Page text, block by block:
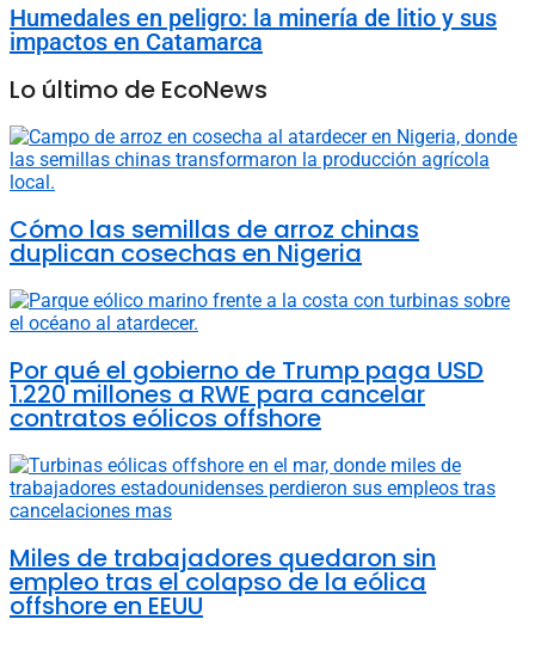
Humedales en peligro: la minería de litio y sus
impactos en Catamarca
Lo último de EcoNews
Cómo las semillas de arroz chinas
duplican cosechas en Nigeria
Por qué el gobierno de Trump paga USD
1.220 millones a RWE para cancelar
contratos eólicos offshore
Miles de trabajadores quedaron sin
empleo tras el colapso de la eólica
offshore en EEUU